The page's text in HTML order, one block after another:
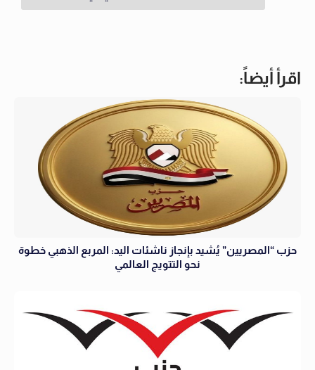
اقرأ أيضاً:
حزب “المصريين” يُشيد بإنجاز ناشئات اليد: المربع الذهبي خطوة
نحو التتويج العالمي